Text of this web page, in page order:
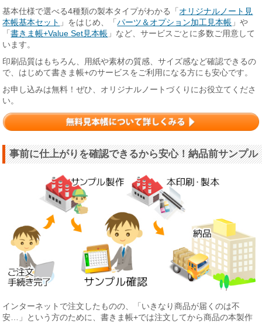
基本仕様で選べる4種類の製本タイプがわかる「 オリジナルノート見
本帳基本セット 」をはじめ、「パーツ＆オプション加工見本帳 」や
「書きま帳+Value Set見本帳 」など、サービスごとに多数ご用意して
います。
印刷品質はもちろん、用紙や素材の質感、サイズ感など確認できるの
で、はじめて書きま帳+のサービスをご利用になる方にも安心です。
お申し込みは無料！ぜひ、オリジナルノートづくりにお役立てくださ
い。
事前に仕上がりを確認できるから安心！納品前サンプル
インターネットで注文したものの、「いきなり商品が届くのは不
安…」という方のために、書きま帳+では注文してから商品の本製作